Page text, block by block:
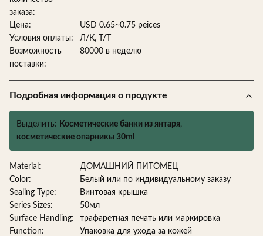
заказа:
Цена:
USD 0.65~0.75 peices
Условия оплаты:
Л/К, Т/Т
Возможность
поставки:
80000 в неделю
Подробная информация о продукте
Выделить: Косметические банки из янтаря,
косметические опарникы 30ml
Material:
ДОМАШНИЙ ПИТОМЕЦ
Color:
Белый или по индивидуальному заказу
Sealing Type:
Винтовая крышка
Series Sizes:
50мл
Surface Handling:
трафаретная печать или маркировка
Function:
Упаковка для ухода за кожей